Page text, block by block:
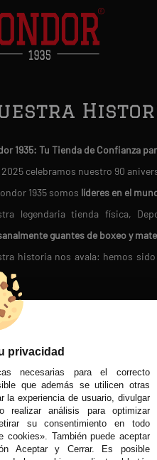
1935: Tu Tienda de Confianza
2025 celebramos nuestro 90
1935 somos líderes en el
legendaria tienda física,
guantes de boxeo y
historia nos avala: hemos sido
moderno en 1950
de clientes satisfechos confían en
1935,
VISITA
privacidad
necesarias para el correcto
que además se utilicen otras
la experiencia de usuario, divulgar
realizar análisis para optimizar
su consentimiento en todo
cookies». También puede aceptar
Aceptar y Cerrar. Es posible